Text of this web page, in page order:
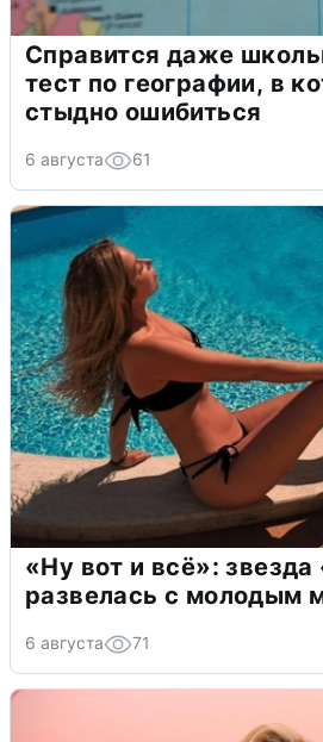
Справится даже
тест по географии, в
стыдно ошибиться
6 августа 61
«Ну вот и всё»:
развелась с молодым
6 августа 71